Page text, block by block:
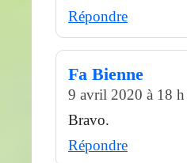
Répondre
Fa Bienne
9 avril 2020 à 18
Bravo.
Répondre